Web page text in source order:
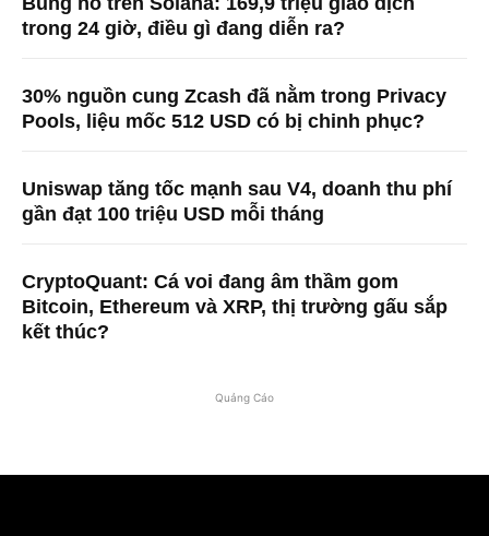
trong 24 giờ, điều gì đang diễn ra?
30% nguồn cung Zcash đã nằm trong Privacy
Pools, liệu mốc 512 USD có bị chinh phục?
Uniswap tăng tốc mạnh sau V4, doanh thu phí
gần đạt 100 triệu USD mỗi tháng
CryptoQuant: Cá voi đang âm thầm gom
Bitcoin, Ethereum và XRP, thị trường gấu sắp
kết thúc?
Quảng Cáo